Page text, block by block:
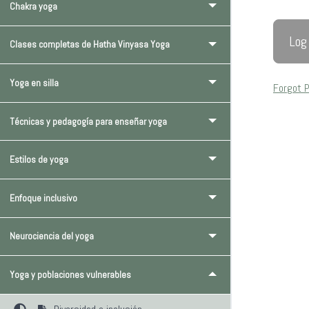
Chakra yoga
Clases completas de Hatha Vinyasa Yoga
Yoga en silla
Técnicas y pedagogía para enseñar yoga
Estilos de yoga
Enfoque inclusivo
Neurociencia del yoga
Yoga y poblaciones vulnerables
Forgot